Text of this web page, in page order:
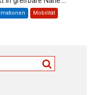
Mobilität